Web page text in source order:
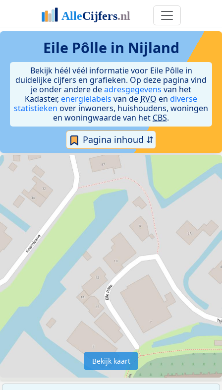
Eile Pôlle in Nijland
Bekijk héél véél informatie voor Eile Pôlle in
duidelijke cijfers en grafieken. Op deze pagina vind
je onder andere deadresgegevens van het
Kadaster, energielabels van de RVO en diverse
statistieken over inwoners, huishoudens, woningen
en woningwaarde van het CBS.
Pagina inhoud ⇵
Bekijk kaart